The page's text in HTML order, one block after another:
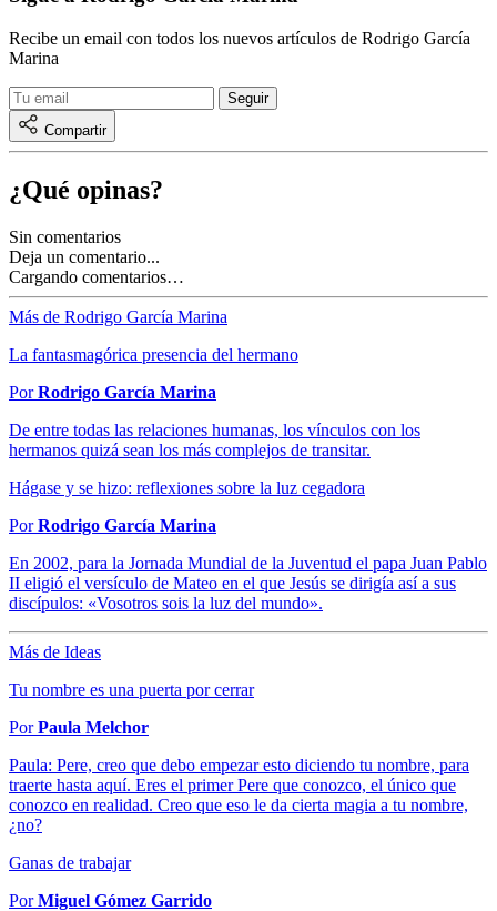
Recibe un email con todos los nuevos artículos de Rodrigo García
Marina
Compartir
¿Qué opinas?
Sin comentarios
Deja un comentario...
Cargando comentarios…
Más de Rodrigo García Marina
La fantasmagórica presencia del hermano
PorRodrigo García Marina
De entre todas las relaciones humanas, los vínculos con los
hermanos quizá sean los más complejos de transitar.
Hágase y se hizo: reflexiones sobre la luz cegadora
PorRodrigo García Marina
En 2002, para la Jornada Mundial de la Juventud el papa Juan Pablo
II eligió el versículo de Mateo en el que Jesús se dirigía así a sus
discípulos: «Vosotros sois la luz del mundo».
Más de Ideas
Tu nombre es una puerta por cerrar
PorPaula Melchor
Paula: Pere, creo que debo empezar esto diciendo tu nombre, para
traerte hasta aquí. Eres el primer Pere que conozco, el único que
conozco en realidad. Creo que eso le da cierta magia a tu nombre,
¿no?
Ganas de trabajar
PorMiguel Gómez Garrido